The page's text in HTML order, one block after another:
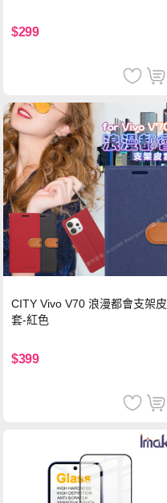
$299
CITY Vivo V70 浪漫都會支架皮
套-紅色
$399